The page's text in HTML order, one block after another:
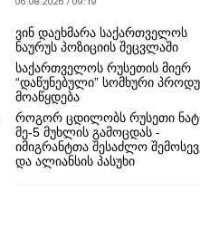
ვინ დაეხმარა საქართველოს
ნაურუს პოზიციის შეცვლაში
საქართველოს რუსეთის მიერ
“დაწუნებული” სომხური
მოაწყდება
როგორ ცდილობს რუსეთი
მე-5 მუხლის გამოცდას -
იმიგრანტთა შესაძლო
და ალიანსის პასუხი